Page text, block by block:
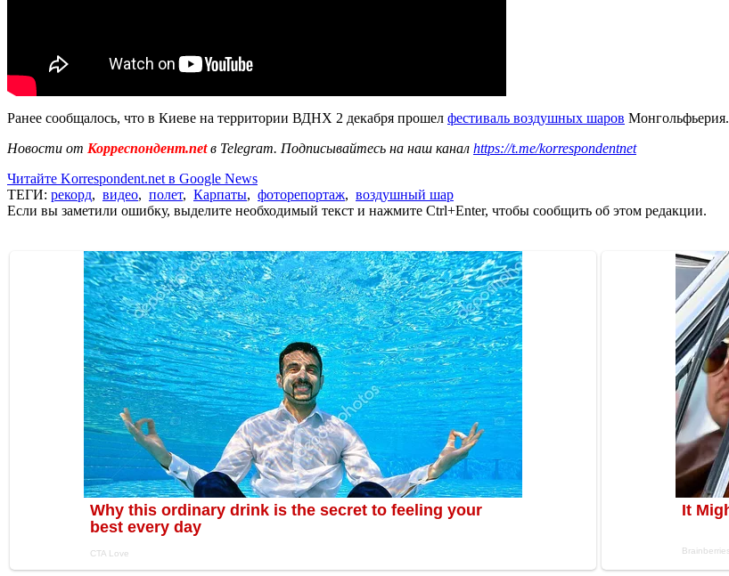
Ранее сообщалось, что в Киеве на территории ВДНХ 2 декабря прошел фестиваль воздушных шаров Монгольфьерия.
Новости от Корреспондент.netв Telegram. Подписывайтесь на наш канал https://t.me/korrespondentnet
Читайте Korrespondent.net в Google News
ТЕГИ: рекорд, видео, полет, Карпаты, фоторепортаж, воздушный шар
Если вы заметили ошибку, выделите необходимый текст и нажмите Ctrl+Enter, чтобы сообщить об этом редакции.